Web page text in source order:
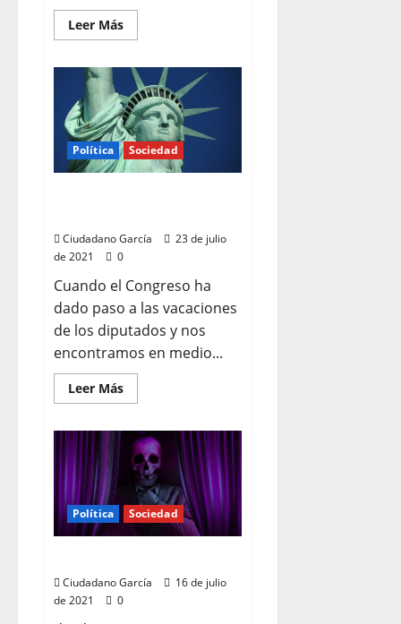
Leer MásLeer
más
«MARICONES»
Política Sociedad
Ciudadano García
23 de julio
de 2021
0
Cuando el Congreso ha
dado paso a las vacaciones
de los diputados y nos
encontramos en medio...
Leer MásLeer
más
SIN
LIBERALISMO
NO
HAY
PROGRESISMO
Política Sociedad
Ciudadano García
16 de julio
de 2021
0